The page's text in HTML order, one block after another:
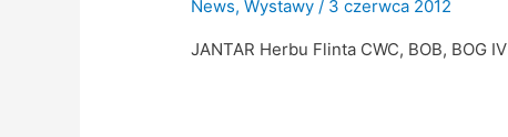
News,Wystawy / 3 czerwca 2012
JANTAR Herbu Flinta CWC, BOB, BOG IV